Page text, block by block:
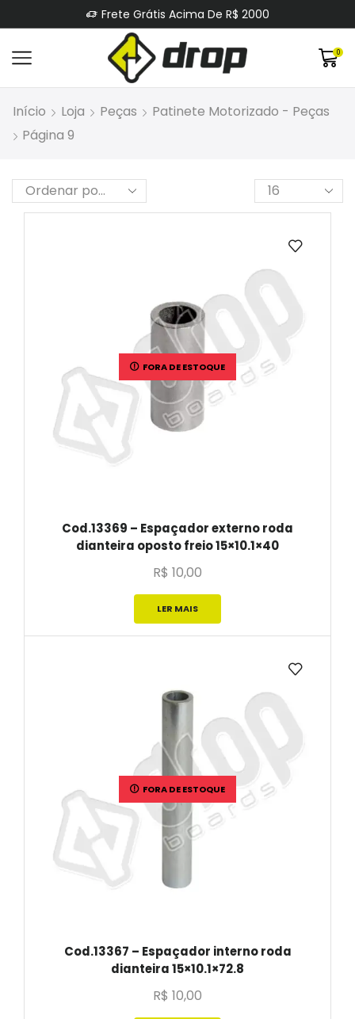
Frete Grátis Acima De R$ 2000
0
Início Loja Peças
Patinete Motorizado - Peças
Página 9
FORA DE ESTOQUE
Cod.13369 – Espaçador externo roda
dianteira oposto freio 15×10.1×40
R$ 10,00
LER MAIS
FORA DE ESTOQUE
Cod.13367 – Espaçador interno roda
dianteira 15×10.1×72.8
R$ 10,00